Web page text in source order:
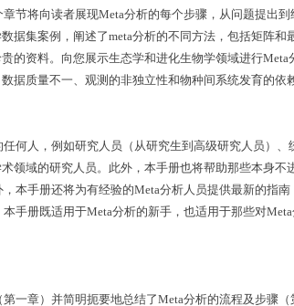
节将向读者展现Meta分析的每个步骤，从问题提出
据集案例，阐述了meta分析的不同方法，包括矩阵
的资料。向您展示生态学和进化生物学领域进行
据质量不一、观测的非独立性和物种间系统发育的
何人，例如研究人员（从研究生到高级研究人员）
领域的研究人员。此外，本手册也将帮助那些本身
本手册还将为有经验的Meta分析人员提供最新的指
手册既适用于Meta分析的新手，也适用于那些对
一章）并简明扼要地总结了Meta分析的流程及步骤（